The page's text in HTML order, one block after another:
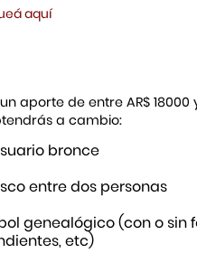
aquí
aporte de entre AR$ 18000
a cambio:
bronce
entre dos personas
genealógico (con o sin
etc)